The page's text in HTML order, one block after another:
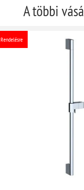
A többi
Rendelésre